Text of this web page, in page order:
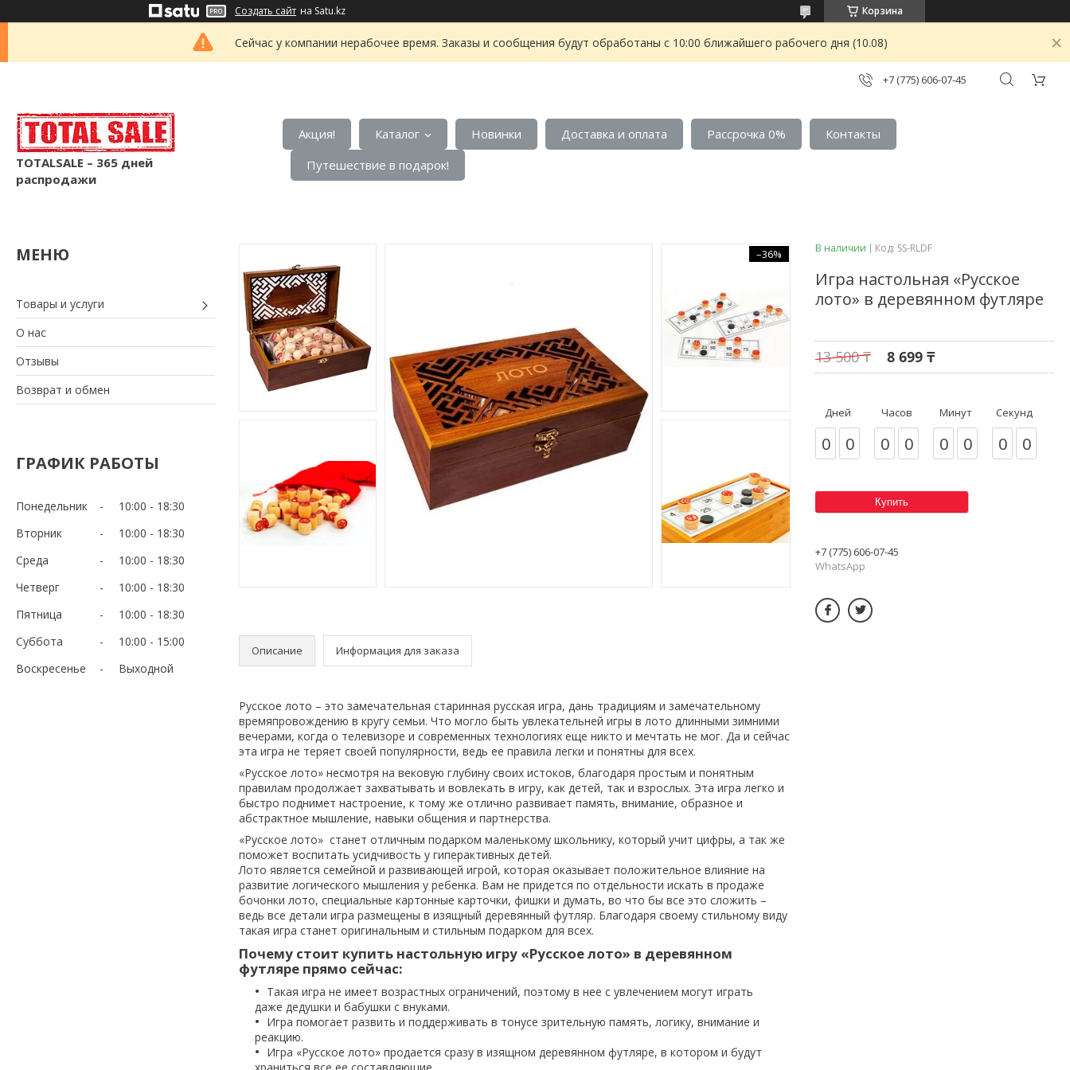
Создать сайт на Satu.kz Корзина
Сейчас у компании нерабочее время. Заказы и сообщения будут обработаны с 10:00 ближайшего рабочего дня (10.08)
+7 (775) 606-07-45
TOTALSALE – 365 дней
распродажи
Акция! Каталог Новинки Доставка и оплата Рассрочка 0%
Контакты
Путешествие в подарок!
Товары и услуги
О нас
Отзывы
Возврат и обмен
ГРАФИК РАБОТЫ
Понедельник 10:00
18:30
Вторник
10:00
18:30
Среда
10:00
18:30
Четверг
10:00
18:30
Пятница
10:00
18:30
Суббота
10:00
15:00
Воскресенье
Выходной
–36%
Описание Информация для заказа
Русское лото – это замечательная старинная русская игра, дань традициям и замечательному
времяпровождению в кругу семьи. Что могло быть увлекательней игры в лото длинными зимними
вечерами, когда о телевизоре и современных технологиях еще никто и мечтать не мог. Да и сейчас
эта игра не теряет своей популярности, ведь ее правила легки и понятны для всех.
«Русское лото» несмотря на вековую глубину своих истоков, благодаря простым и понятным
правилам продолжает захватывать и вовлекать в игру, как детей, так и взрослых. Эта игра легко и
быстро поднимет настроение, к тому же отлично развивает память, внимание, образное и
абстрактное мышление, навыки общения и партнерства.
«Русское лото» станет отличным подарком маленькому школьнику, который учит цифры, а так же
поможет воспитать усидчивость у гиперактивных детей.
Лото является семейной и развивающей игрой, которая оказывает положительное влияние на
развитие логического мышления у ребенка. Вам не придется по отдельности искать в продаже
бочонки лото, специальные картонные карточки, фишки и думать, во что бы все это сложить –
ведь все детали игра размещены в изящный деревянный футляр. Благодаря своему стильному виду
такая игра станет оригинальным и стильным подарком для всех.
Почему стоит купить настольную игру «Русское лото» в деревянном
футляре прямо сейчас:
Такая игра не имеет возрастных ограничений, поэтому в нее с увлечением могут играть
даже дедушки и бабушки с внуками.
Игра помогает развить и поддерживать в тонусе зрительную память, логику, внимание и
реакцию.
Игра «Русское лото» продается сразу в изящном деревянном футляре, в котором и будут
храниться все ее составляющие.
В наличии Код: SS-RLDF
Игра настольная «Русское
лото» в деревянном футляре
13 500 ₸ 8 699 ₸
Дней
0 0
Часов
0 0
Минут
0 0
Секунд
0 0
Купить
+7 (775) 606-07-45
WhatsApp